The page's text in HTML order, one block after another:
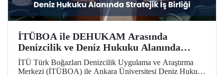
İTÜBOA ile DEHUKAM Arasında
Denizcilik ve Deniz Hukuku Alanında
Stratejik İş Birliği
İTÜ Türk Boğazları Denizcilik Uygulama ve Araştırma
Merkezi (İTÜBOA) ile Ankara Üniversitesi Deniz Hukuku